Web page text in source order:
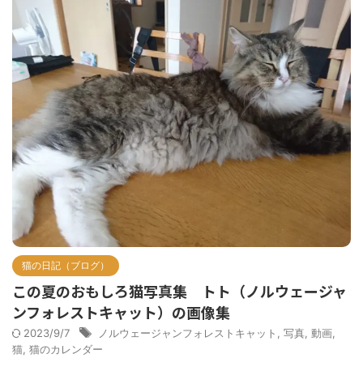
猫の日記（ブログ）
この夏のおもしろ猫写真集 トト（ノルウェージャ
ンフォレストキャット）の画像集
2023/9/7 ノルウェージャンフォレストキャット 写真 動画
猫 猫のカレンダー